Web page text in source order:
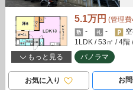
もっと見る
5.1万円 (管理
-
-
1LDK / 53㎡ / 4階
パノラマ
お気に入り お